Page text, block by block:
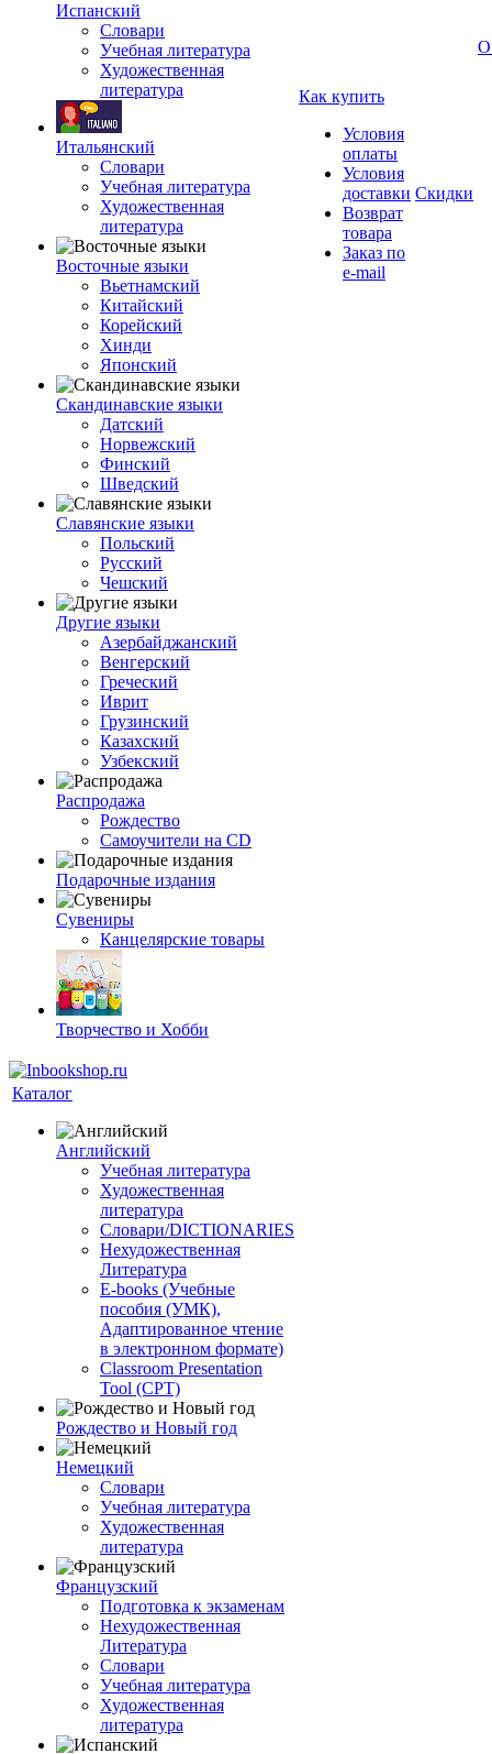
Испанский
Словари
Учебная литература
Художественная
литература
Итальянский
Словари
Учебная литература
Художественная
литература
Восточные языки
Вьетнамский
Китайский
Корейский
Хинди
Японский
Скандинавские языки
Датский
Норвежский
Финский
Шведский
Славянские языки
Польский
Русский
Чешский
Другие языки
Азербайджанский
Венгерский
Греческий
Иврит
Грузинский
Казахский
Узбекский
Распродажа
Рождество
Самоучители на CD
Подарочные издания
Сувениры
Канцелярские товары
Творчество и Хобби
Как купить
Условия
оплаты
Условия
доставки
Возврат
товара
Заказ по
e-mail
Скидки
О
Каталог
Английский
Учебная литература
Художественная
литература
Словари/DICTIONARIES
Нехудожественная
Литература
E-books (Учебные
пособия (УМК),
Адаптированное чтение
в электронном формате)
Classroom Presentation
Tool (CPT)
Рождество и Новый год
Немецкий
Словари
Учебная литература
Художественная
литература
Французский
Подготовка к экзаменам
Нехудожественная
Литература
Словари
Учебная литература
Художественная
литература